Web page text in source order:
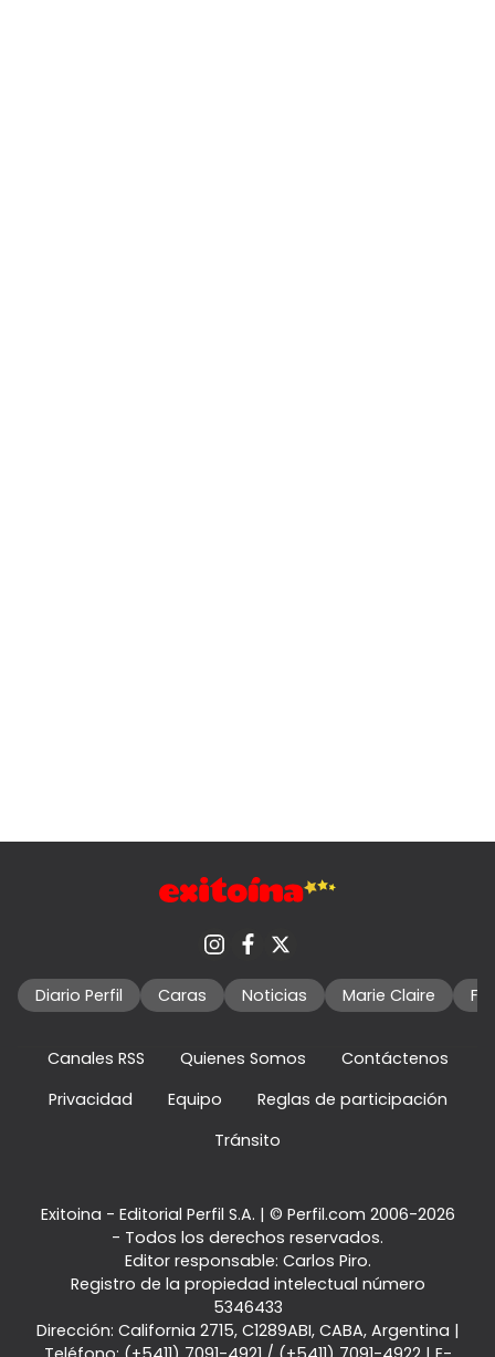
Diario Perfil Caras Noticias Marie Claire
Canales RSS Quienes Somos
Contáctenos
Privacidad
Equipo
Reglas de participación
Tránsito
Exitoina - Editorial Perfil S.A. | © Perfil.com 2006-2026
- Todos los derechos reservados.
Editor responsable: Carlos Piro.
Registro de la propiedad intelectual número
5346433
Dirección: California 2715, C1289ABI, CABA, Argentina |